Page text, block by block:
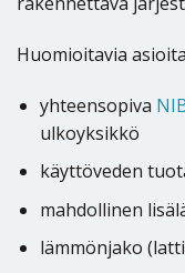
Huomioitavia
yhteensopiva
ulkoyksikkö
käyttöveden
mahdollinen
lämmönjako